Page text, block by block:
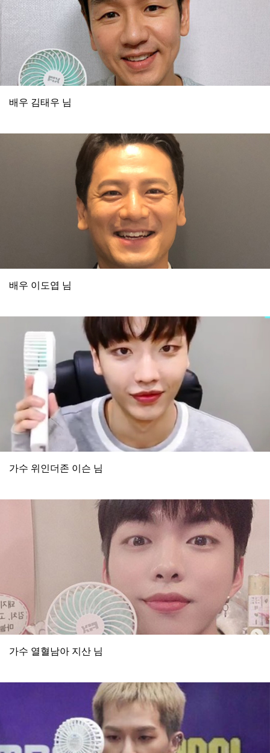
배우 김태우 님
배우 이도엽 님
가수 위인더존 이슨 님
가수 열혈남아 지산 님